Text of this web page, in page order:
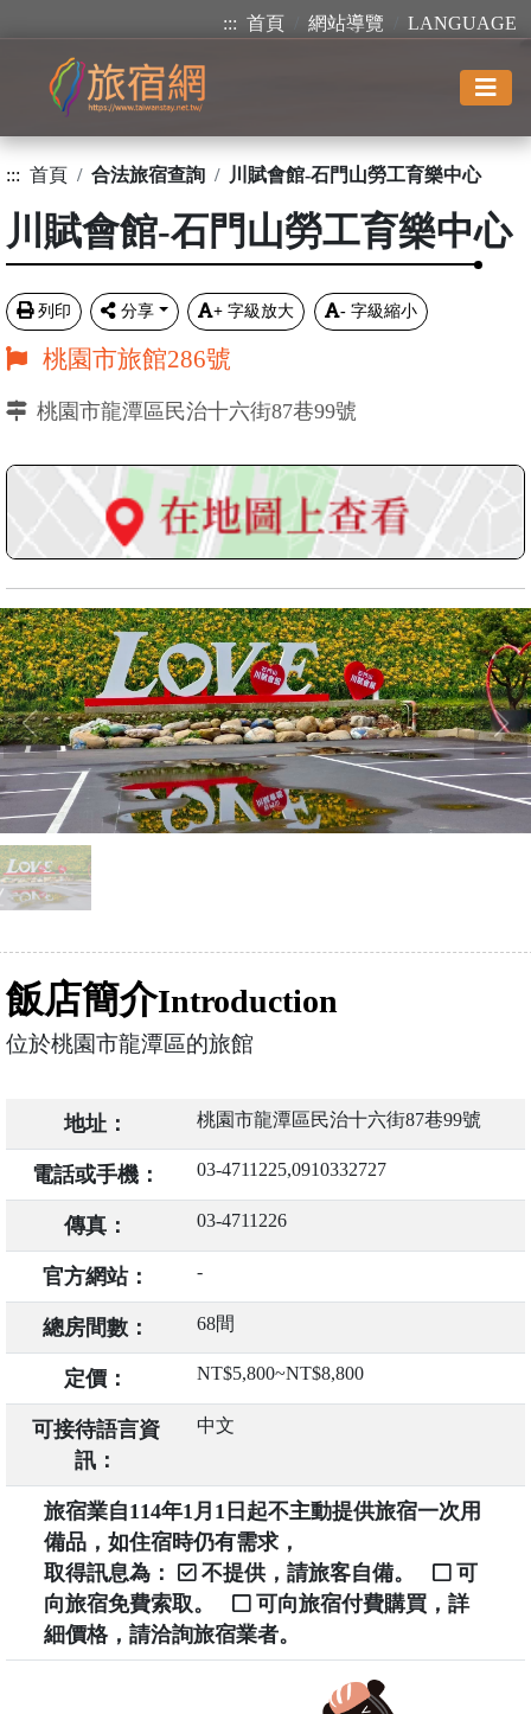
::: 首頁 網站導覽 LANGUAGE
::: 首頁 合法旅宿查詢 川賦會館-石門山勞工育樂中心
川賦會館-石門山勞工育樂中心
列印 分享 + 字級放大 - 字級縮小
桃園市旅館286號
桃園市龍潭區民治十六街87巷99號
飯店簡介Introduction
位於桃園市龍潭區的旅館
地址： 桃園市龍潭區民治十六街87巷99號
電話或手機： 03-4711225,0910332727
傳真： 03-4711226
官方網站： -
總房間數： 68間
定價： NT$5,800~NT$8,800
可接待語言資
訊：
中文
旅宿業自114年1月1日起不主動提供旅宿一次用
備品，如住宿時仍有需求，
取得訊息為：
不提供，請旅客自備。
可
向旅宿免費索取。
可向旅宿付費購買，詳
細價格，請洽詢旅宿業者。